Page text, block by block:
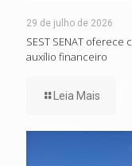
29 de julho de 2026
SEST SENAT
auxílio financeiro
Leia Mais